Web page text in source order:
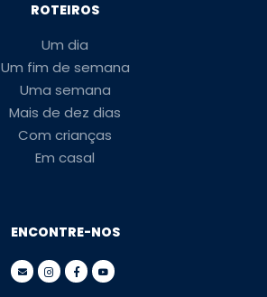
ROTEIROS
Um dia
Um fim de semana
Uma semana
Mais de dez dias
Com crianças
Em casal
ENCONTRE-NOS